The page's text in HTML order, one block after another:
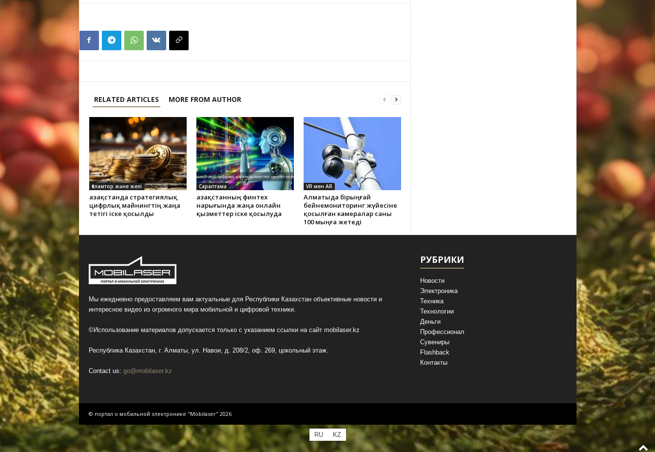
RELATED ARTICLES MORE FROM AUTHOR
Ғаламтор және желі
Қазақстанда стратегиялық
цифрлық майнингтің жаңа
тетігі іске қосылды
Сараптама
Қазақстанның финтех
нарығында жаңа онлайн
қызметтер іске қосылуда
VR мен AR
Алматыда бірыңғай
бейнемониторинг жүйесіне
қосылған камералар саны
100 мыңға жетеді
Мы ежедневно предоставляем вам актуальные для Республики Казахстан объективные новости и
интересное видео из огромного мира мобильной и цифровой техники.
©Использование материалов допускается только с указанием ссылки на сайт mobilaser.kz
Республика Казахстан, г. Алматы, ул. Навои, д. 208/2, оф. 269, цокольный этаж.
Contact us: go@mobilaser.kz
РУБРИКИ
Новости
Электроника
Техника
Технологии
Деньги
Профессионал
Сувениры
Flashback
Контакты
© портал о мобильной электронике "Mobilaser" 2026
RU KZ